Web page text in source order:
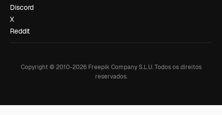
Discord
X
Reddit
Copyright © 2010-2026Freepik Company S.L.U. Todos os direitos
reservados.